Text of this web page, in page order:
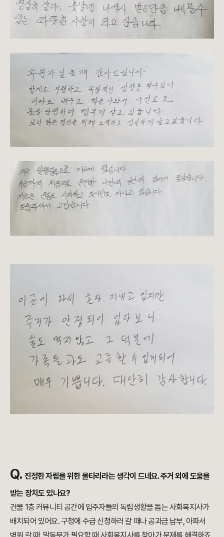
Q. 진정한 자립을 위한 울타리라는 생각이 드네요. 주거 외에 도움을
받는 장치도 있나요?
건물 1층 커뮤니티 공간에 입주자들의 독립생활을 돕는 사회복지사가
배치되어 있어요. 구청에 수급 신청하러 갈 때나 공과금 납부, 아파서